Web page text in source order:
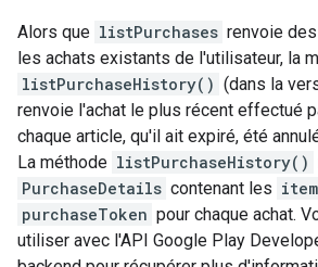
Alors que listPurchases renvoie
les achats existants de l'utilisateur, la
listPurchaseHistory() (dans la
renvoie l'achat le plus récent effectué
chaque article, qu'il ait expiré, été
La méthode listPurchaseHistory()
PurchaseDetails contenant les
purchaseToken pour chaque achat.
utiliser avec l'API Google Play